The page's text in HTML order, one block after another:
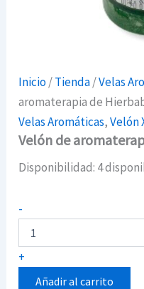
Inicio/Tienda/Velas
aromaterapia de
Velas Aromáticas,Velón
Velón de
Disponibilidad: 4
-
de
aromaterapia
de
Hierbabuena
cantidad
+
Añadir al carrito